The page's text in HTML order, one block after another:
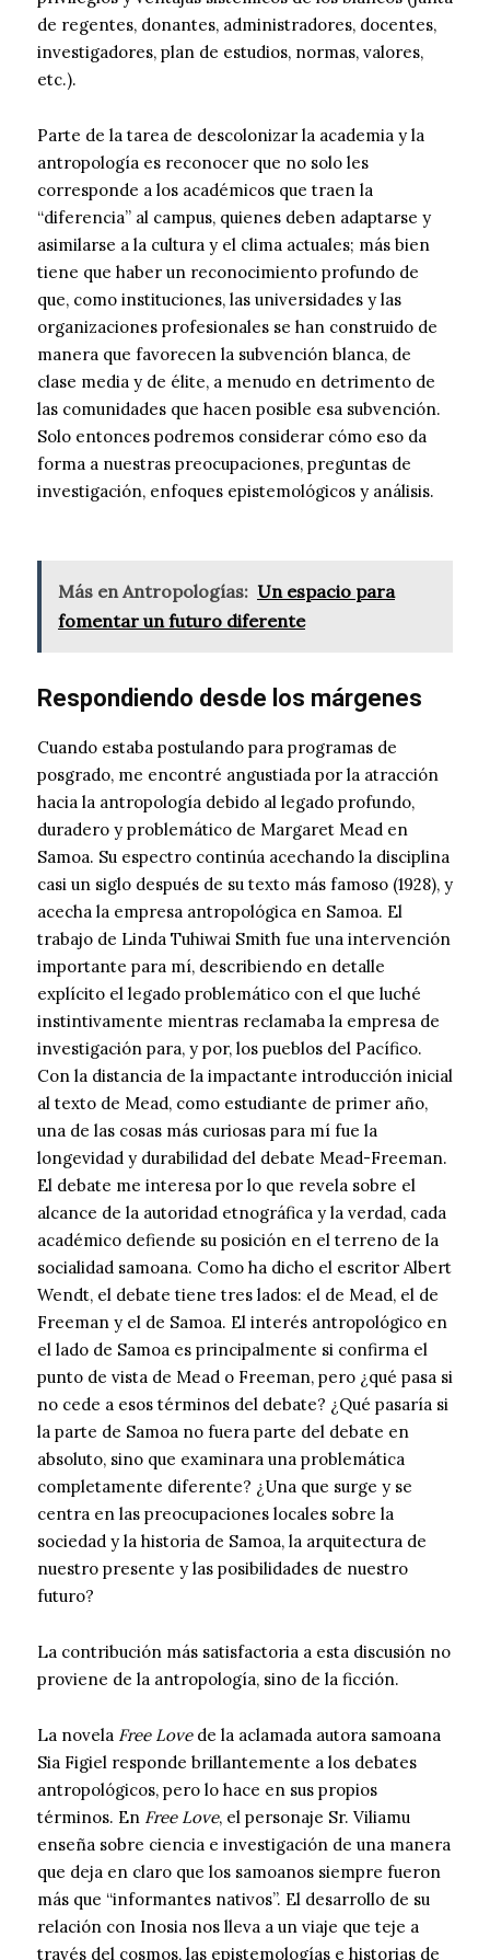
de regentes, donantes, administradores, docentes,
investigadores, plan de estudios, normas, valores,
etc.).
Parte de la tarea de descolonizar la academia y la
antropología es reconocer que no solo les
corresponde a los académicos que traen la
“diferencia” al campus, quienes deben adaptarse y
asimilarse a la cultura y el clima actuales; más bien
tiene que haber un reconocimiento profundo de
que, como instituciones, las universidades y las
organizaciones profesionales se han construido de
manera que favorecen la subvención blanca, de
clase media y de élite, a menudo en detrimento de
las comunidades que hacen posible esa subvención.
Solo entonces podremos considerar cómo eso da
forma a nuestras preocupaciones, preguntas de
investigación, enfoques epistemológicos y análisis.
Más en Antropologías: Un espacio para
fomentar un futuro diferente
Respondiendo desde los márgenes
Cuando estaba postulando para programas de
posgrado, me encontré angustiada por la atracción
hacia la antropología debido al legado profundo,
duradero y problemático de Margaret Mead en
Samoa. Su espectro continúa acechando la disciplina
casi un siglo después de su texto más famoso (1928), y
acecha la empresa antropológica en Samoa. El
trabajo de Linda Tuhiwai Smith fue una intervención
importante para mí, describiendo en detalle
explícito el legado problemático con el que luché
instintivamente mientras reclamaba la empresa de
investigación para, y por, los pueblos del Pacífico.
Con la distancia de la impactante introducción inicial
al texto de Mead, como estudiante de primer año,
una de las cosas más curiosas para mí fue la
longevidad y durabilidad del debate Mead-Freeman.
El debate me interesa por lo que revela sobre el
alcance de la autoridad etnográfica y la verdad, cada
académico defiende su posición en el terreno de la
socialidad samoana. Como ha dicho el escritor Albert
Wendt, el debate tiene tres lados: el de Mead, el de
Freeman y el de Samoa. El interés antropológico en
el lado de Samoa es principalmente si confirma el
punto de vista de Mead o Freeman, pero ¿qué pasa si
no cede a esos términos del debate? ¿Qué pasaría si
la parte de Samoa no fuera parte del debate en
absoluto, sino que examinara una problemática
completamente diferente? ¿Una que surge y se
centra en las preocupaciones locales sobre la
sociedad y la historia de Samoa, la arquitectura de
nuestro presente y las posibilidades de nuestro
futuro?
La contribución más satisfactoria a esta discusión no
proviene de la antropología, sino de la ficción.
La novela Free Lovede la aclamada autora samoana
Sia Figiel responde brillantemente a los debates
antropológicos, pero lo hace en sus propios
términos. En Free Love, el personaje Sr. Viliamu
enseña sobre ciencia e investigación de una manera
que deja en claro que los samoanos siempre fueron
más que “informantes nativos”. El desarrollo de su
relación con Inosia nos lleva a un viaje que teje a
través del cosmos, las epistemologías e historias de